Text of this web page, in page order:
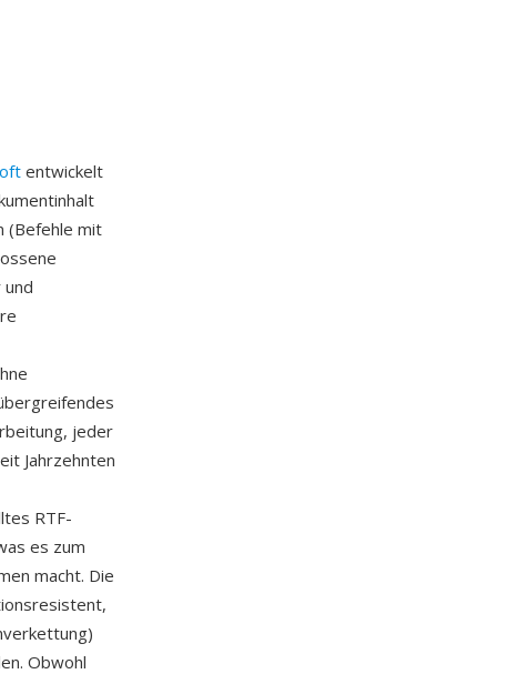
entwickelt
(Befehle mit
jeder
Jahrzehnten
RTF-
es zum
macht. Die
Obwohl